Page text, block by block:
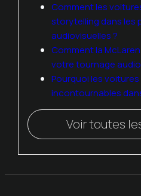
Comment les
storytelling dans les
audiovisuelles ?
Comment la
votre tournage
Pourquoi les
incontournables
Voir toutes